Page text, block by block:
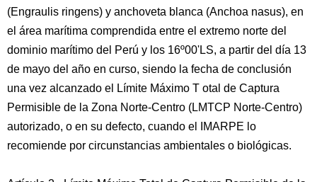
(Engraulis ringens) y anchoveta blanca (Anchoa nasus), en
el área marítima comprendida entre el extremo norte del
dominio marítimo del Perú y los 16º00'LS, a partir del día 13
de mayo del año en curso, siendo la fecha de conclusión
una vez alcanzado el Límite Máximo T otal de Captura
Permisible de la Zona Norte-Centro (LMTCP Norte-Centro)
autorizado, o en su defecto, cuando el IMARPE lo
recomiende por circunstancias ambientales o biológicas.